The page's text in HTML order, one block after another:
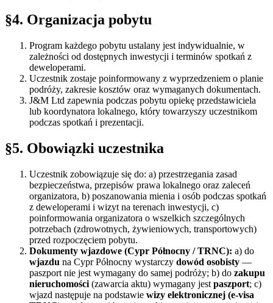
§4. Organizacja pobytu
Program każdego pobytu ustalany jest indywidualnie, w
zależności od dostępnych inwestycji i terminów spotkań z
deweloperami.
Uczestnik zostaje poinformowany z wyprzedzeniem o planie
podróży, zakresie kosztów oraz wymaganych dokumentach.
J&M Ltd zapewnia podczas pobytu opiekę przedstawiciela
lub koordynatora lokalnego, który towarzyszy uczestnikom
podczas spotkań i prezentacji.
§5. Obowiązki uczestnika
Uczestnik zobowiązuje się do: a) przestrzegania zasad
bezpieczeństwa, przepisów prawa lokalnego oraz zaleceń
organizatora, b) poszanowania mienia i osób podczas spotkań
z deweloperami i wizyt na terenach inwestycji, c)
poinformowania organizatora o wszelkich szczególnych
potrzebach (zdrowotnych, żywieniowych, transportowych)
przed rozpoczęciem pobytu.
Dokumenty wjazdowe (Cypr Północny / TRNC): a) do
wjazdu na Cypr Północny wystarczy dowód osobisty —
paszport nie jest wymagany do samej podróży; b) do zakupu
nieruchomości (zawarcia aktu) wymagany jest paszport; c)
wjazd następuje na podstawie wizy elektronicznej (e-visa